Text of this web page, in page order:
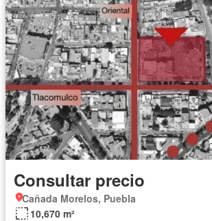
Consultar precio
Cañada Morelos, Puebla
10,670 m²